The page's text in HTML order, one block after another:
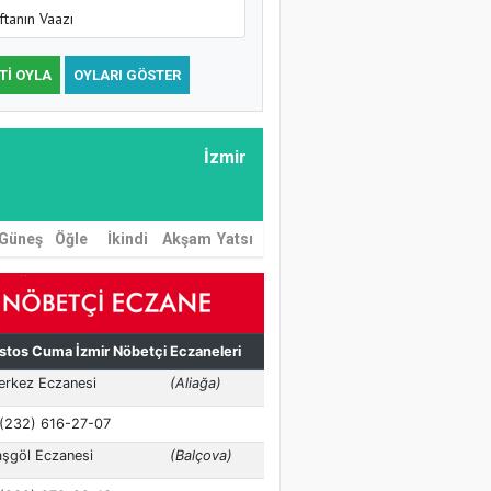
Vaazı
OYLA OYLARI GÖSTER
İzmir
Güneş Öğle İkindi Akşam Yatsı